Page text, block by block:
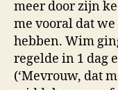
meer door zijn
me vooral dat
hebben. Wim
regelde in 1 dag
(‘Mevrouw, dat